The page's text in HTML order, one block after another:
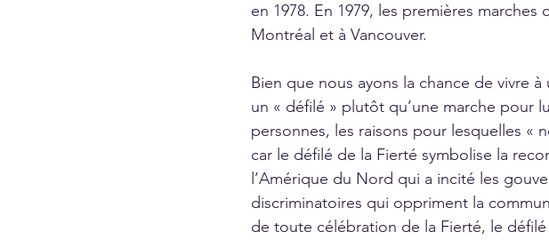
en 1978. En 1979, les premières
Montréal et à Vancouver.
Bien que nous ayons la chance de vivre
un « défilé » plutôt qu’une marche pour
personnes, les raisons pour lesquelles «
car le défilé de la Fierté symbolise la
l’Amérique du Nord qui a incité les
discriminatoires qui oppriment la
de toute célébration de la Fierté, le